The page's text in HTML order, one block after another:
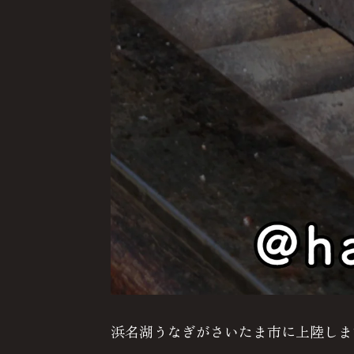
浜名湖うなぎがさいたま市に上陸し